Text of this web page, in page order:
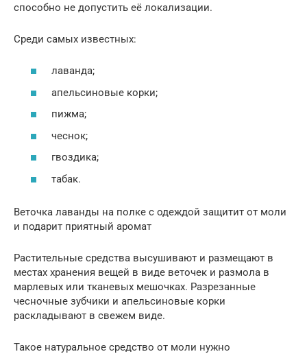
способно не допустить её локализации.
Среди самых известных:
лаванда;
апельсиновые корки;
пижма;
чеснок;
гвоздика;
табак.
Веточка лаванды на полке с одеждой защитит от моли
и подарит приятный аромат
Растительные средства высушивают и размещают в
местах хранения вещей в виде веточек и размола в
марлевых или тканевых мешочках. Разрезанные
чесночные зубчики и апельсиновые корки
раскладывают в свежем виде.
Такое натуральное средство от моли нужно